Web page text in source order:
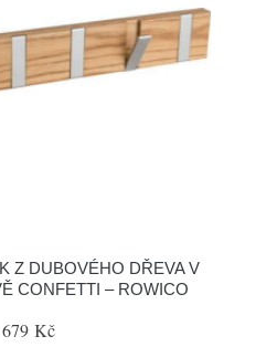
Z DUBOVÉHO DŘEVA V
CONFETTI – ROWICO
Kč